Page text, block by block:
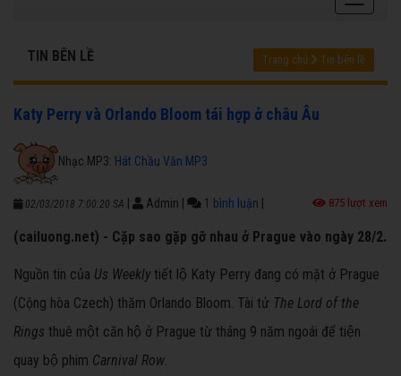
TIN BÊN LỀ Trang chủ Tin bên lề
Katy Perry và Orlando Bloom tái hợp ở châu Âu
Nhạc MP3: Hát Chầu Văn MP3
02/03/2018 7:00:20 SA Admin 1 bình luận 875 lượt xem
(cailuong.net) - Cặp sao gặp gỡ nhau ở Prague vào ngày 28/2.
Nguồn tin của Us Weeklytiết lộ Katy Perry đang có mặt ở Prague
(Cộng hòa Czech) thăm Orlando Bloom. Tài tử The Lord of the
Rings thuê một căn hộ ở Prague từ tháng 9 năm ngoái để tiện
quay bộ phim Carnival Row.